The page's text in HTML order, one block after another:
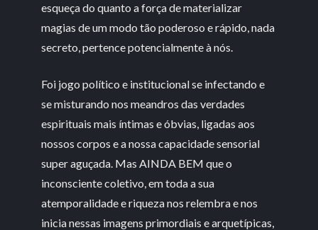
esqueça do quanto a força de materializar
magias de um modo tão poderoso e rápido, nada
secreto, pertence potencialmente à nós.
Foi jogo político e institucional se infectando e
se misturando nos meandros das verdades
espirituais mais íntimas e óbvias, ligadas aos
nossos corpos e a nossa capacidade sensorial
super aguçada. Mas AINDA BEM que o
inconsciente coletivo, em toda a sua
atemporalidade e riqueza nos relembra e nos
inicia nessas imagens primordiais e arquetípicas,